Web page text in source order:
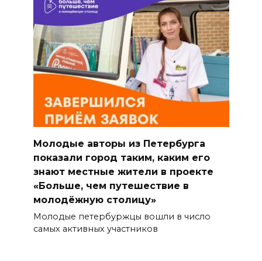
Молодые авторы из Петербурга
показали город таким, каким его
знают местные жители в проекте
«Больше, чем путешествие в
молодёжную столицу»
Молодые петербуржцы вошли в число
самых активных участников